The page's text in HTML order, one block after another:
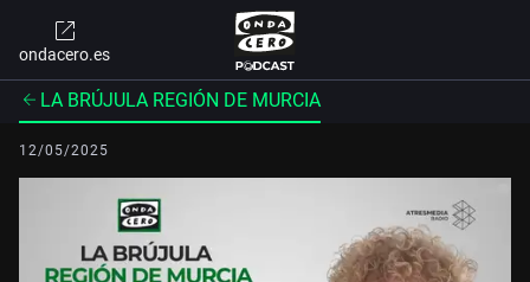
ondacero.es
LA BRÚJULA REGIÓN DE MURCIA
12/05/2025